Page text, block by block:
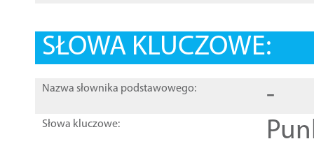
SŁOWA KLUCZOWE:
Nazwa słownika podstawowego: -
Słowa kluczowe: